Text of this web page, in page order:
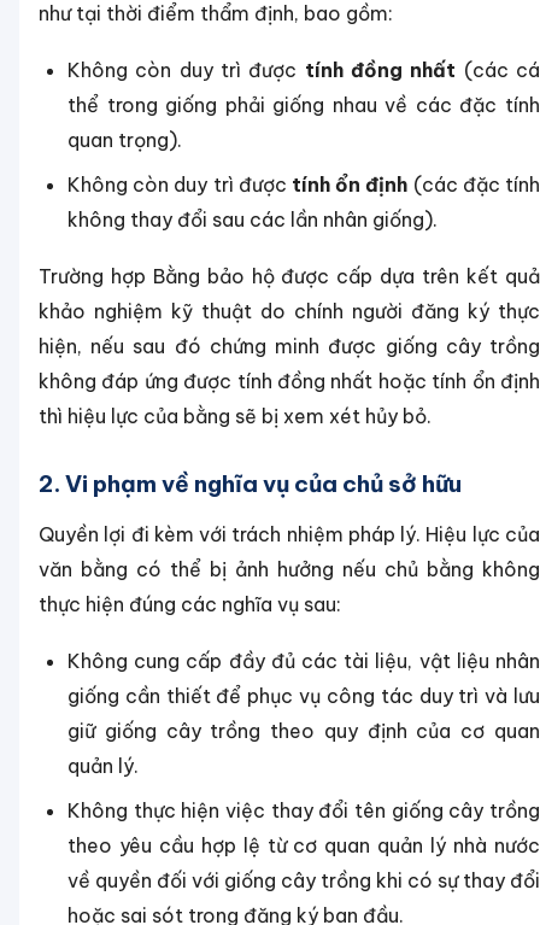
như tại thời điểm thẩm định, bao gồm:
Không còn duy trì được tính đồng nhất (các cá
thể trong giống phải giống nhau về các đặc tính
quan trọng).
Không còn duy trì được tính ổn định (các đặc tính
không thay đổi sau các lần nhân giống).
Trường hợp Bằng bảo hộ được cấp dựa trên kết quả
khảo nghiệm kỹ thuật do chính người đăng ký thực
hiện, nếu sau đó chứng minh được giống cây trồng
không đáp ứng được tính đồng nhất hoặc tính ổn định
thì hiệu lực của bằng sẽ bị xem xét hủy bỏ.
2. Vi phạm về nghĩa vụ của chủ sở hữu
Quyền lợi đi kèm với trách nhiệm pháp lý. Hiệu lực của
văn bằng có thể bị ảnh hưởng nếu chủ bằng không
thực hiện đúng các nghĩa vụ sau:
Không cung cấp đầy đủ các tài liệu, vật liệu nhân
giống cần thiết để phục vụ công tác duy trì và lưu
giữ giống cây trồng theo quy định của cơ quan
quản lý.
Không thực hiện việc thay đổi tên giống cây trồng
theo yêu cầu hợp lệ từ cơ quan quản lý nhà nước
về quyền đối với giống cây trồng khi có sự thay đổi
hoặc sai sót trong đăng ký ban đầu.